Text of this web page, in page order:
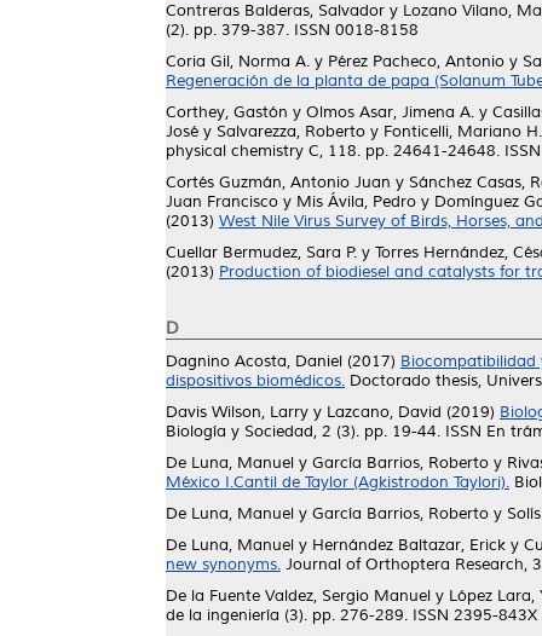
Contreras Balderas, Salvador y Lozano Vilano,
(2). pp. 379-387. ISSN 0018-8158
Coria Gil, Norma A. y Pérez Pacheco, Antonio y
Regeneración de la planta de papa (Solanum
Corthey, Gastón y Olmos Asar, Jimena A. y
José y Salvarezza, Roberto y Fonticelli, Mariano H.
physical chemistry C, 118. pp. 24641-24648.
Cortés Guzmán, Antonio Juan y Sánchez Casas,
Juan Francisco y Mis Ávila, Pedro y Domínguez
(2013) West Nile Virus Survey of Birds, Horses,
Cuellar Bermudez, Sara P. y Torres Hernández,
(2013) Production of biodiesel and catalysts for
D
Dagnino Acosta, Daniel (2017) Biocompatibilidad
dispositivos biomédicos. Doctorado thesis,
Davis Wilson, Larry y Lazcano, David (2019)
Biología y Sociedad, 2 (3). pp. 19-44. ISSN En
De Luna, Manuel y García Barrios, Roberto y
México I.Cantil de Taylor (Agkistrodon Taylori).
De Luna, Manuel y García Barrios, Roberto y
De Luna, Manuel y Hernández Baltazar, Erick y
new synonyms. Journal of Orthoptera Research,
De la Fuente Valdez, Sergio Manuel y López Lara,
de la ingeniería (3). pp. 276-289. ISSN 2395-843X